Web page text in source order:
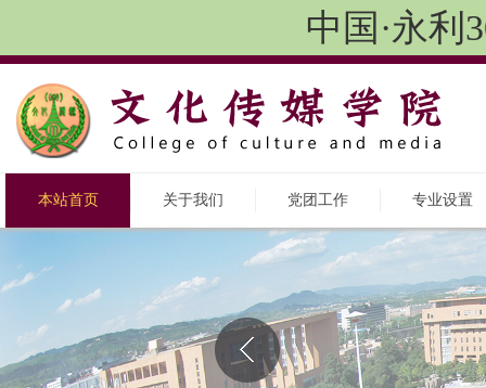
中国·永利
本站首页 关于我们 党团工作 专业设置